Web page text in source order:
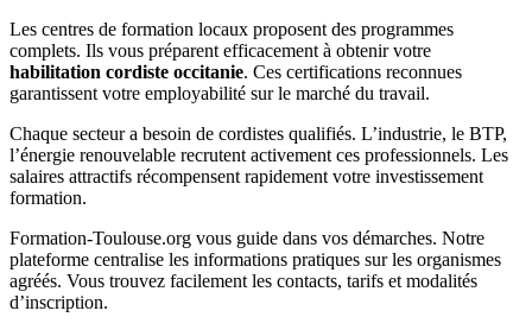
Les centres de formation locaux proposent des programmes
complets. Ils vous préparent efficacement à obtenir votre
habilitation cordiste occitanie. Ces certifications reconnues
garantissent votre employabilité sur le marché du travail.
Chaque secteur a besoin de cordistes qualifiés. L’industrie, le BTP,
l’énergie renouvelable recrutent activement ces professionnels. Les
salaires attractifs récompensent rapidement votre investissement
formation.
Formation-Toulouse.org vous guide dans vos démarches. Notre
plateforme centralise les informations pratiques sur les organismes
agréés. Vous trouvez facilement les contacts, tarifs et modalités
d’inscription.